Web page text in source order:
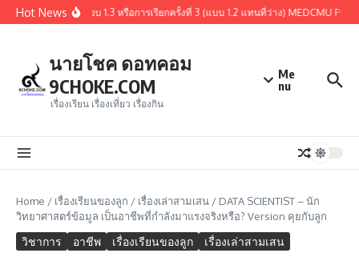
Skip to content
Hot News
ผู้ผ่านการคัดเลือกรอบ 1.3 หรือการเรียกครั้งที่ 3 (แบบ 1.2 แทนที่ว่าง) MEDCMU
นายโชค ดอทคอม
9CHOKE.COM
เรื่องเรียน เรื่องเที่ยว เรื่องกิน
Me
nu
Home / เรื่องเรียนของลูก / เรื่องเล่าสามเสน / DATA SCIENTIST – นัก
วิทยาศาสตร์ข้อมูล เป็นอาชีพที่กำลังมาแรงจริงหรือ? Version คุยกับลูก
วิชาการ อาชีพ เรื่องเรียนของลูก เรื่องเล่าสามเสน